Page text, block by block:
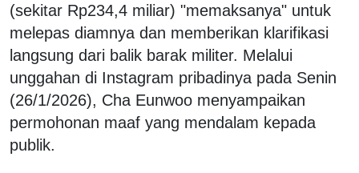
(sekitar Rp234,4 miliar) "memaksanya" untuk
melepas diamnya dan memberikan klarifikasi
langsung dari balik barak militer. Melalui
unggahan di Instagram pribadinya pada Senin
(26/1/2026), Cha Eunwoo menyampaikan
permohonan maaf yang mendalam kepada
publik.